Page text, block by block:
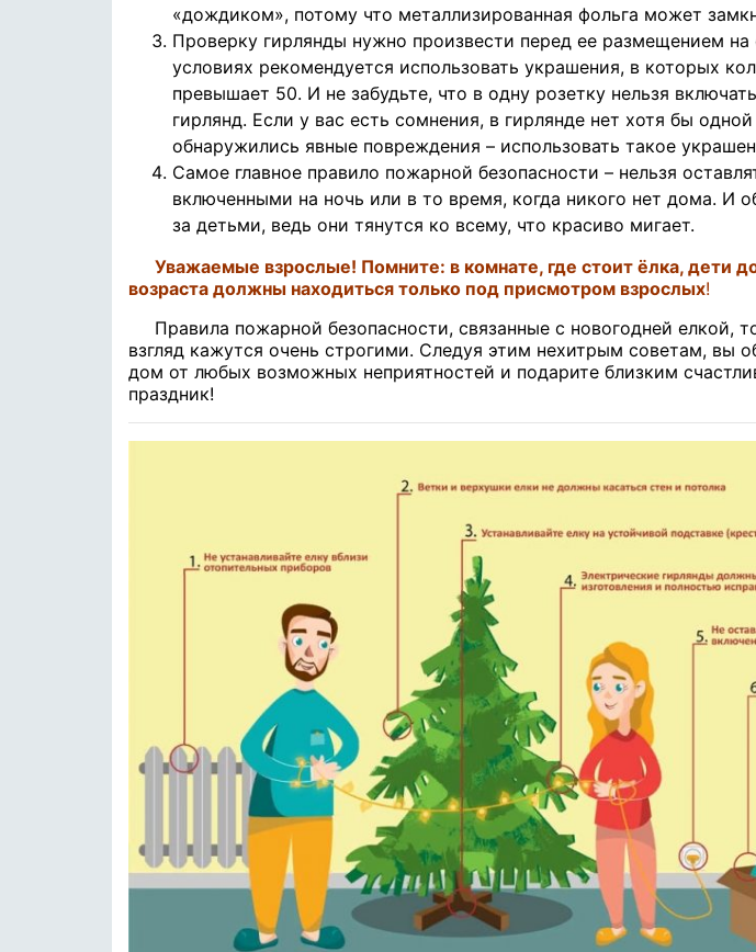
«дождиком», потому что металлизированная фольга может
Проверку гирлянды нужно произвести перед ее размещением
условиях рекомендуется использовать украшения, в которых
превышает 50. И не забудьте, что в одну розетку нельзя
гирлянд. Если у вас есть сомнения, в гирлянде нет хотя бы
обнаружились явные повреждения – использовать такое
Самое главное правило пожарной безопасности – нельзя
включенными на ночь или в то время, когда никого нет дома. И
за детьми, ведь они тянутся ко всему, что красиво мигает.
Уважаемые взрослые! Помните: в комнате, где стоит ёлка, дети
возраста должны находиться только под присмотром взрослых!
Правила пожарной безопасности, связанные с новогодней елкой,
взгляд кажутся очень строгими. Следуя этим нехитрым советам, вы
дом от любых возможных неприятностей и подарите близким
праздник!